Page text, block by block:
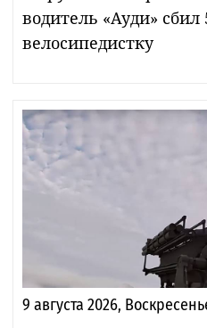
водитель «Ауди»
велосипедистку
9 августа 2026,